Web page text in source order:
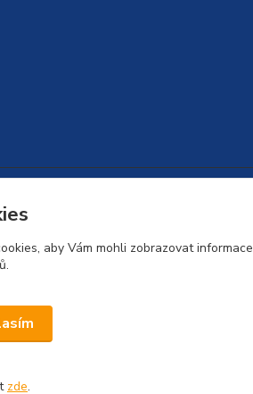
aby Vám mohli zobrazovat informace
zde.